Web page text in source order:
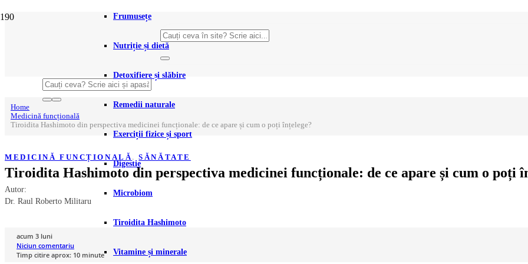
Frumusețe
Nutriție și dietă
Detoxifiere și slăbire
Remedii naturale
Exerciții fizice și sport
Digestie
Microbiom
Tiroidita Hashimoto
Vitamine și minerale
Home
Medicină funcțională
Tiroidita Hashimoto din perspectiva medicinei funcționale: de ce apare și cum o poți înțelege?
MEDICINĂ FUNCȚIONALĂ,SĂNĂTATE
Tiroidita Hashimoto din perspectiva medicinei funcționale: de ce apare și cum o poți
Autor:
Dr. Raul Roberto Militaru
acum 3 luni
Niciun comentariu
Timp citire aprox: 10 minute